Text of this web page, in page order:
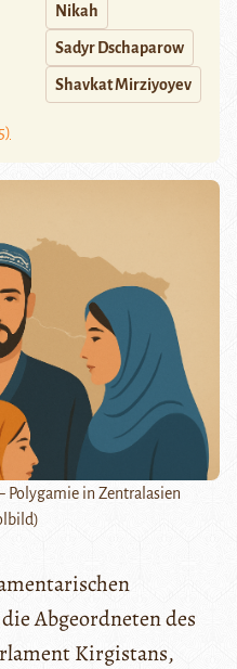
Nikah
Sadyr Dschaparow
Shavkat Mirziyoyev
Polygamie in Zentralasien
Abgeordneten des
Kirgistans,